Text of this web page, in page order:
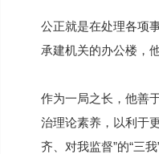
公正就是在处理各项
承建机关的办公楼，
作为一局之长，他善
治理论素养，以利于
齐、对我监督”的“三